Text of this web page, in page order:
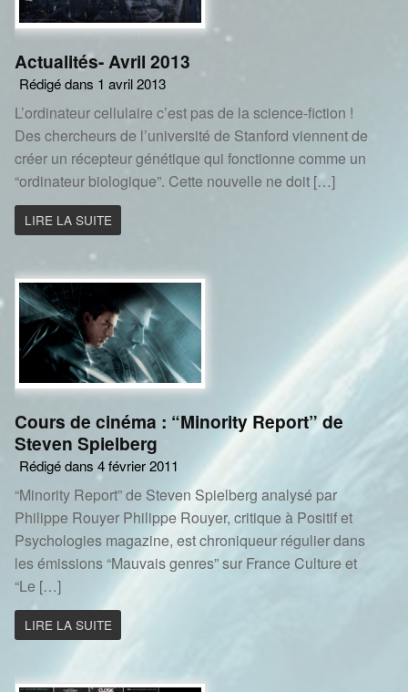
Actualités- Avril 2013
Rédigé dans 1 avril 2013
L’ordinateur cellulaire c’est pas de la science-fiction !
Des chercheurs de l’université de Stanford viennent de
créer un récepteur génétique qui fonctionne comme un
“ordinateur biologique”. Cette nouvelle ne doit […]
LIRE LA SUITE
Cours de cinéma : “Minority Report” de
Steven Spielberg
Rédigé dans 4 février 2011
“Minority Report” de Steven Spielberg analysé par
Philippe Rouyer Philippe Rouyer, critique à Positif et
Psychologies magazine, est chroniqueur régulier dans
les émissions “Mauvais genres” sur France Culture et
“Le […]
LIRE LA SUITE